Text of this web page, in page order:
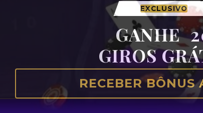
EXCLUSIVO
GANHE
GIROS
RECEBER BÔNUS